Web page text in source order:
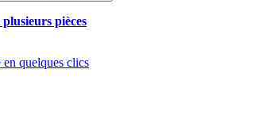
pièces
quelques clics